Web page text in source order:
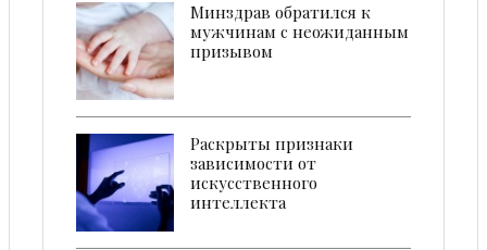
Минздрав обратился к
мужчинам с неожиданным
призывом
Раскрыты признаки
зависимости от
искусственного
интеллекта